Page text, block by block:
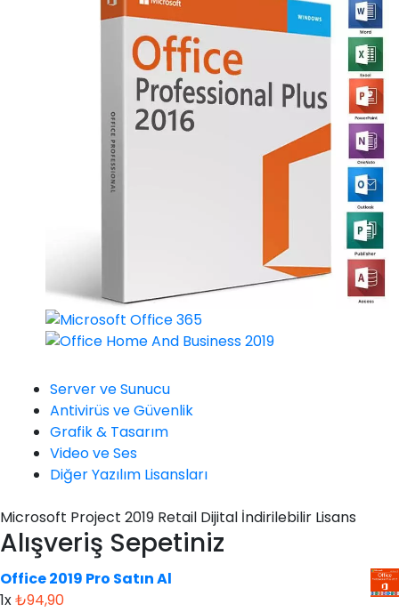
Server ve Sunucu
Antivirüs ve Güvenlik
Grafik & Tasarım
Video ve Ses
Diğer Yazılım Lisansları
Microsoft Project 2019 Retail Dijital İndirilebilir Lisans
Alışveriş Sepetiniz
Office 2019 Pro Satın Al
1x₺94,90